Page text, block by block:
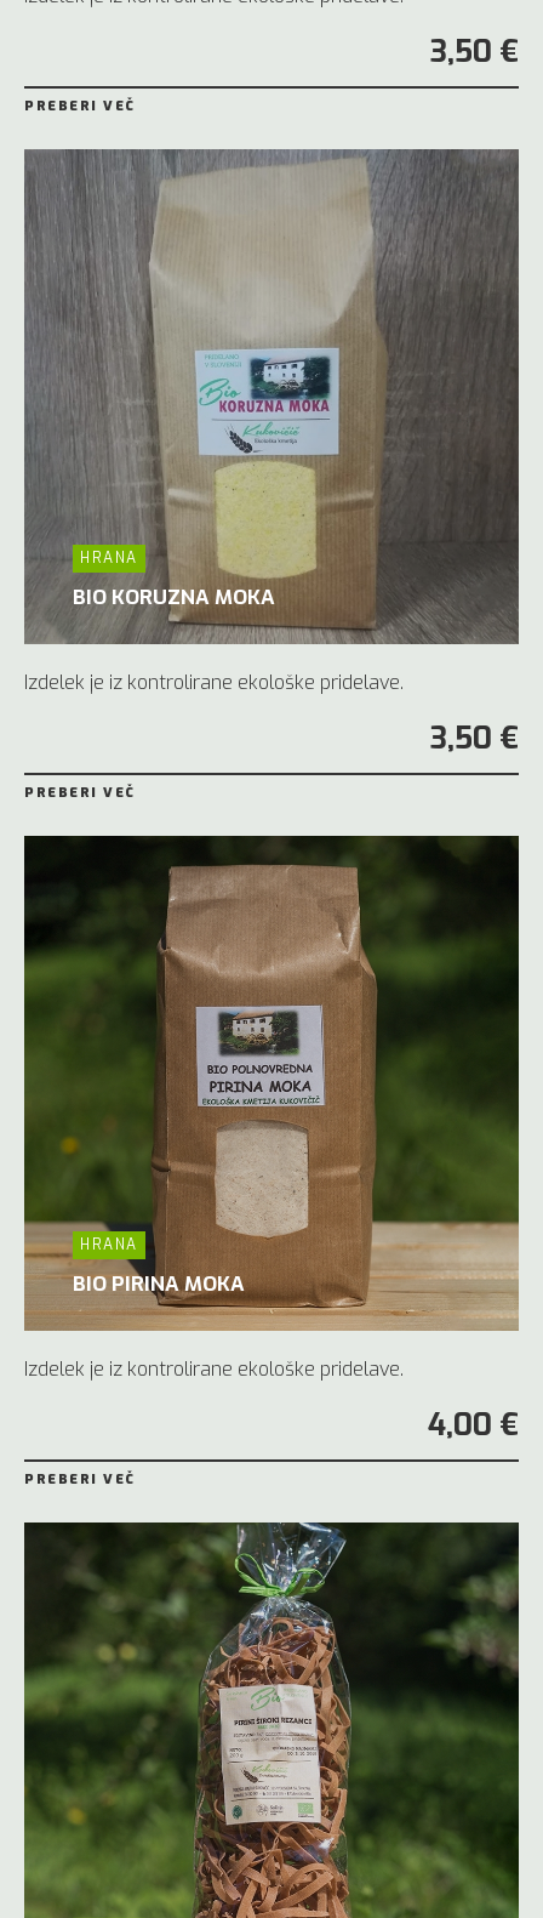
3,50 €
PREBERI VEČ
HRANA
BIO KORUZNA MOKA
Izdelek je iz kontrolirane ekološke pridelave.
3,50 €
PREBERI VEČ
HRANA
BIO PIRINA MOKA
Izdelek je iz kontrolirane ekološke pridelave.
4,00 €
PREBERI VEČ